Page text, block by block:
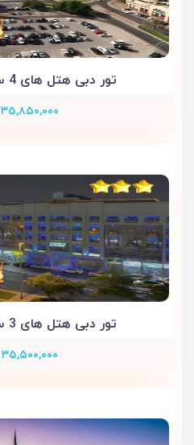
تور دبی هتل های 4 ستاره نوروز 1404
۳۵,۸۵۰,۰۰۰
تور دبی هتل های 3 ستاره نوروز 1404
۳۵,۵۰۰,۰۰۰